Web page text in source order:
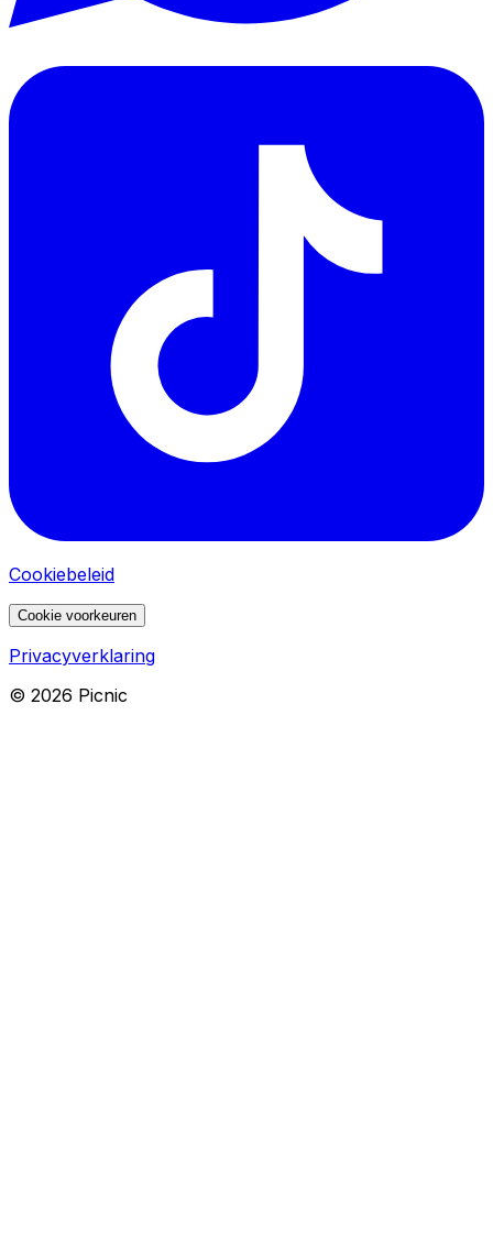
Cookiebeleid
Cookie voorkeuren
Privacyverklaring
© 2026 Picnic